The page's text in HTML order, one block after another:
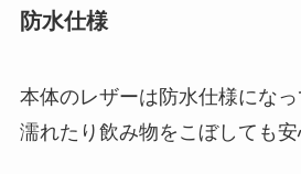
防水仕様
本体のレザーは防水仕様にな
濡れたり飲み物をこぼしても安